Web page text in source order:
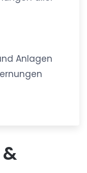
Anlagen